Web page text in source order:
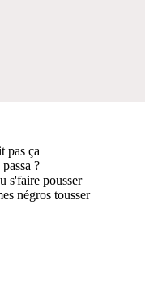
pas ça
?
s'faire pousser
négros tousser